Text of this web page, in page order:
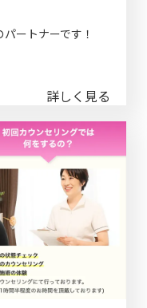
ートナーです！
詳しく見る